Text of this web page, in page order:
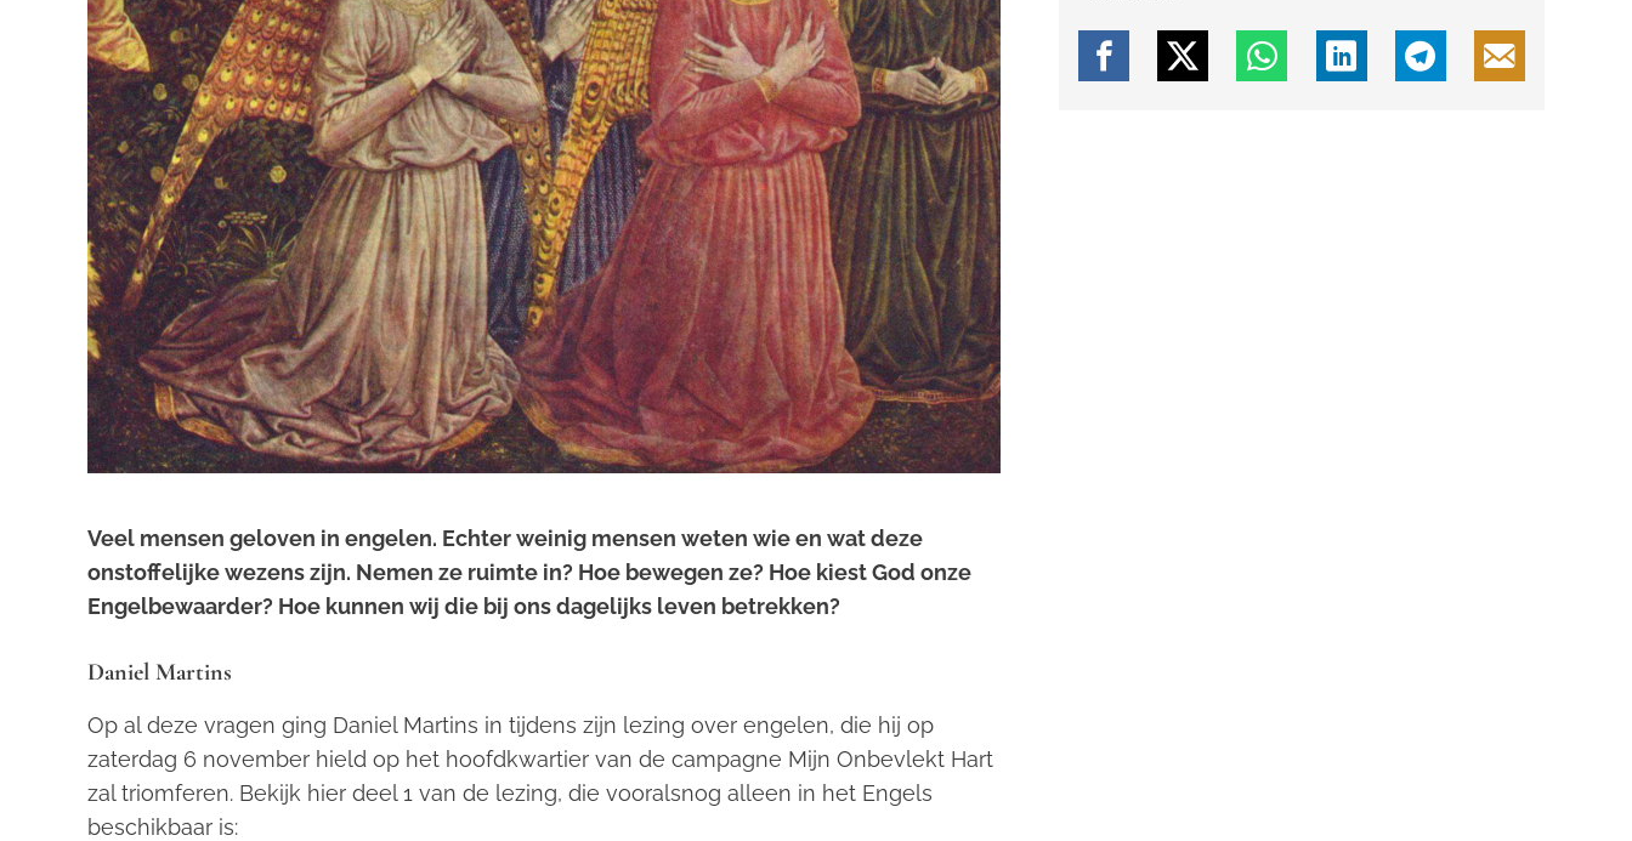
Veel mensen geloven in engelen. Echter weinig mensen weten wie en wat deze
onstoffelijke wezens zijn. Nemen ze ruimte in? Hoe bewegen ze? Hoe kiest God onze
Engelbewaarder? Hoe kunnen wij die bij ons dagelijks leven betrekken?
Daniel Martins
Op al deze vragen ging Daniel Martins in tijdens zijn lezing over engelen, die hij op
zaterdag 6 november hield op het hoofdkwartier van de campagne Mijn Onbevlekt Hart
zal triomferen. Bekijk hier deel 1 van de lezing, die vooralsnog alleen in het Engels
beschikbaar is: